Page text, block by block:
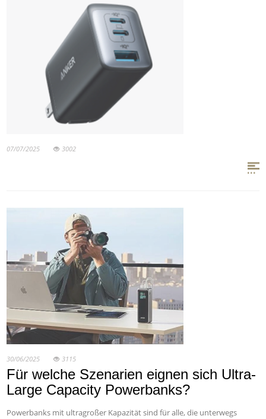
07/07/2025 3002
30/06/2025 3115
Für welche Szenarien eignen sich Ultra-
Large Capacity Powerbanks?
Powerbanks mit ultragroßer Kapazität sind für alle, die unterwegs